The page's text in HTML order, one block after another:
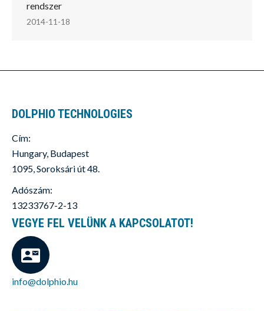
rendszer
2014-11-18
DOLPHIO TECHNOLOGIES
Cím:
Hungary, Budapest
1095, Soroksári út 48.
Adószám:
13233767-2-13
VEGYE FEL VELÜNK A KAPCSOLATOT!
info@dolphio.hu